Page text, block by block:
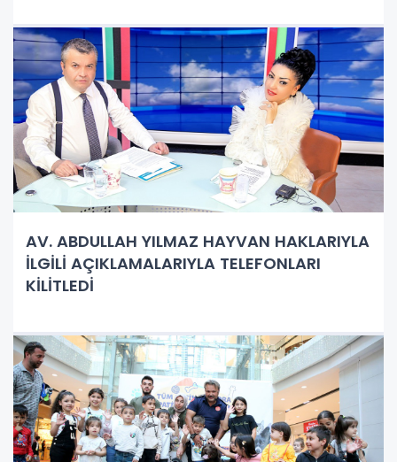
AV. ABDULLAH YILMAZ HAYVAN HAKLARIYLA
İLGİLİ AÇIKLAMALARIYLA TELEFONLARI
KİLİTLEDİ